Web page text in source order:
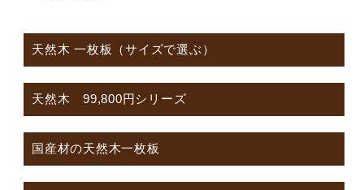
天然木 一枚板（サイズで選ぶ）
天然木 99,800円シリーズ
国産材の天然木一枚板